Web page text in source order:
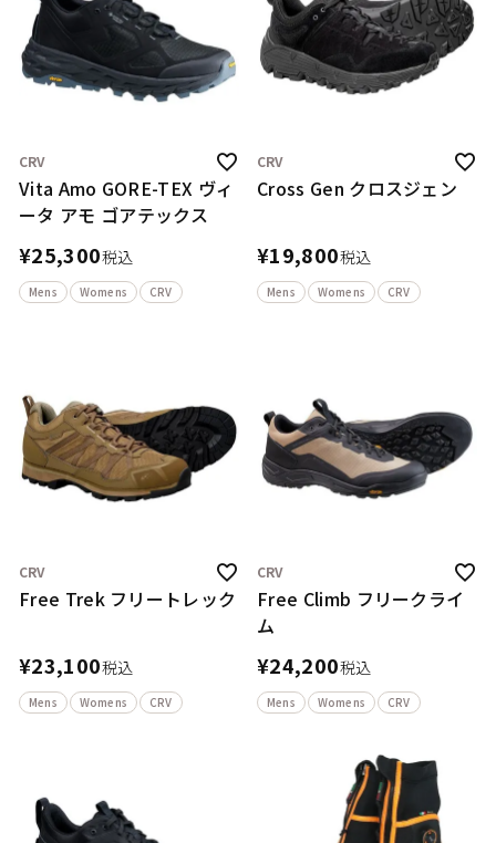
CRV
Vita Amo GORE-TEX ヴィ
ータ アモ ゴアテックス
¥25,300税込
Mens Womens CRV
CRV
Cross Gen クロスジェン
¥19,800税込
Mens Womens CRV
CRV
Free Trek フリートレック
¥23,100税込
Mens Womens CRV
CRV
Free Climb フリークライ
ム
¥24,200税込
Mens Womens CRV